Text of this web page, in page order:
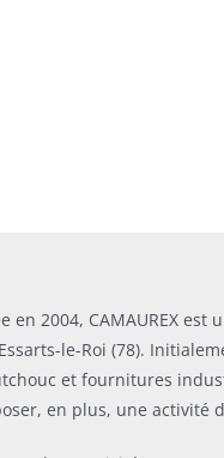
en 2004, CAMAUREX
le-Roi (78).
et fournitures
en plus, une activité